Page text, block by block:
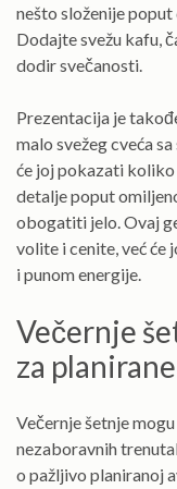
nešto složenije
Dodajte svežu kafu,
dodir svečanosti.
Prezentacija je
malo svežeg cveća
će joj pokazati
detalje poput
obogatiti jelo. Ovaj
volite i cenite, već će
i punom energije.
Večernje
za
Večernje šetnje
nezaboravnih
o pažljivo planiranoj